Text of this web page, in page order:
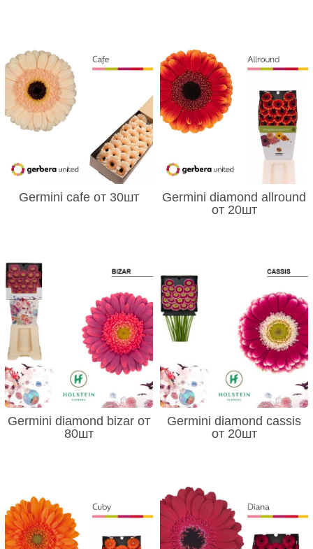
Germini cafe от 30шт
Germini diamond allround
от 20шт
Germini diamond bizar от
80шт
Germini diamond cassis
от 20шт